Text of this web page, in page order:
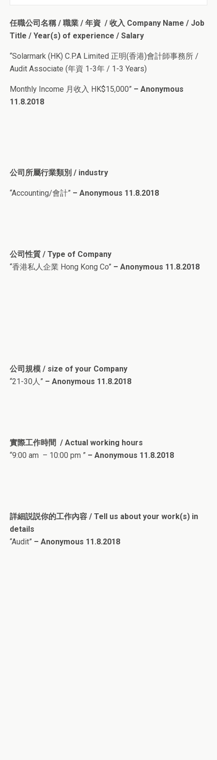
任職公司名稱 / 職業 / 年資 / 收入 Company Name / Job
Title / Year(s) of experience / Salary
“Solarmark (HK) C.P.A Limited 正明(香港)會計師事務所 /
Audit Associate (年資 1-3年 / 1-3 Years)
Monthly Income 月收入 HK$15,000” – Anonymous
11.8.2018
公司所屬行業類別 / industry
“Accounting/會計” – Anonymous 11.8.2018
公司性質 / Type of Company
“香港私人企業 Hong Kong Co” – Anonymous 11.8.2018
公司規模 / size of your Company
“21-30人” – Anonymous 11.8.2018
實際工作時間 / Actual working hours
“9:00 am – 10:00 pm ” – Anonymous 11.8.2018
詳細説説你的工作內容 / Tell us about your work(s) in
details
“Audit” – Anonymous 11.8.2018